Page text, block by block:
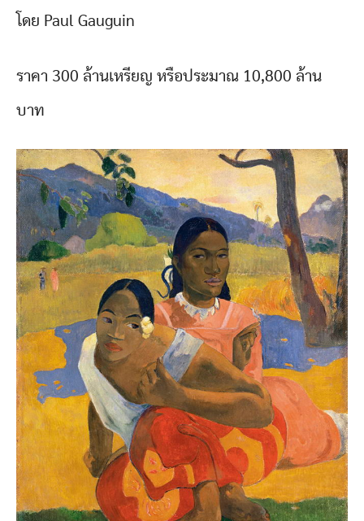
โดย Paul Gauguin
ราคา 300 ล้านเหรียญ หรือประมาณ 10,800 ล้าน
บาท